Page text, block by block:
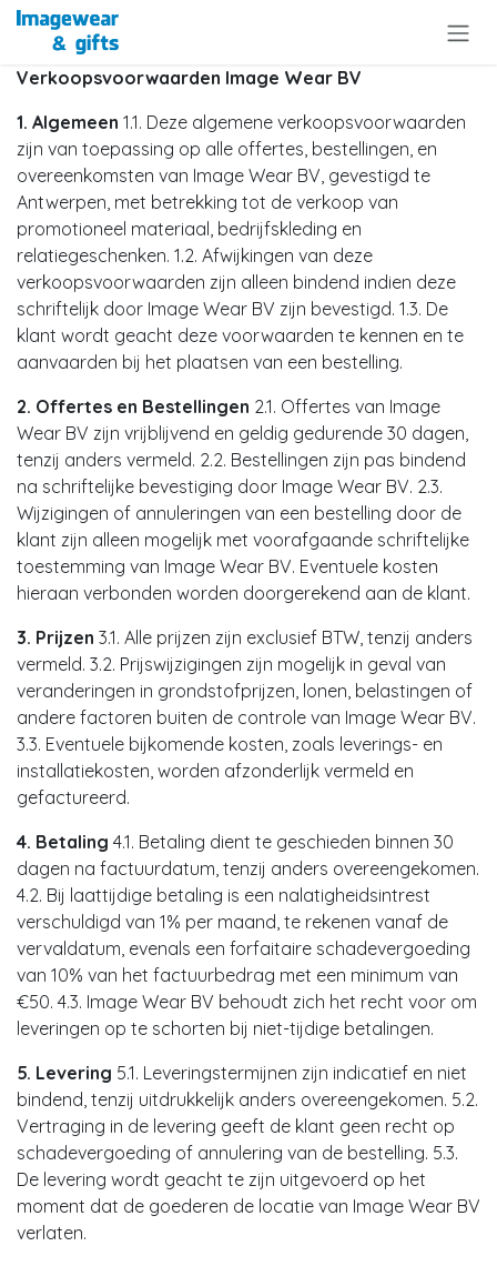
Overslaan naar inhoud
Verkoopsvoorwaarden Image Wear BV
1. Algemeen 1.1. Deze algemene verkoopsvoorwaarden
zijn van toepassing op alle offertes, bestellingen, en
overeenkomsten van Image Wear BV, gevestigd te
Antwerpen, met betrekking tot de verkoop van
promotioneel materiaal, bedrijfskleding en
relatiegeschenken. 1.2. Afwijkingen van deze
verkoopsvoorwaarden zijn alleen bindend indien deze
schriftelijk door Image Wear BV zijn bevestigd. 1.3. De
klant wordt geacht deze voorwaarden te kennen en te
aanvaarden bij het plaatsen van een bestelling.
2. Offertes en Bestellingen 2.1. Offertes van Image
Wear BV zijn vrijblijvend en geldig gedurende 30 dagen,
tenzij anders vermeld. 2.2. Bestellingen zijn pas bindend
na schriftelijke bevestiging door Image Wear BV. 2.3.
Wijzigingen of annuleringen van een bestelling door de
klant zijn alleen mogelijk met voorafgaande schriftelijke
toestemming van Image Wear BV. Eventuele kosten
hieraan verbonden worden doorgerekend aan de klant.
3. Prijzen 3.1. Alle prijzen zijn exclusief BTW, tenzij anders
vermeld. 3.2. Prijswijzigingen zijn mogelijk in geval van
veranderingen in grondstofprijzen, lonen, belastingen of
andere factoren buiten de controle van Image Wear BV.
3.3. Eventuele bijkomende kosten, zoals leverings- en
installatiekosten, worden afzonderlijk vermeld en
gefactureerd.
4. Betaling 4.1. Betaling dient te geschieden binnen 30
dagen na factuurdatum, tenzij anders overeengekomen.
4.2. Bij laattijdige betaling is een nalatigheidsintrest
verschuldigd van 1% per maand, te rekenen vanaf de
vervaldatum, evenals een forfaitaire schadevergoeding
van 10% van het factuurbedrag met een minimum van
€50. 4.3. Image Wear BV behoudt zich het recht voor om
leveringen op te schorten bij niet-tijdige betalingen.
5. Levering 5.1. Leveringstermijnen zijn indicatief en niet
bindend, tenzij uitdrukkelijk anders overeengekomen. 5.2.
Vertraging in de levering geeft de klant geen recht op
schadevergoeding of annulering van de bestelling. 5.3.
De levering wordt geacht te zijn uitgevoerd op het
moment dat de goederen de locatie van Image Wear BV
verlaten.